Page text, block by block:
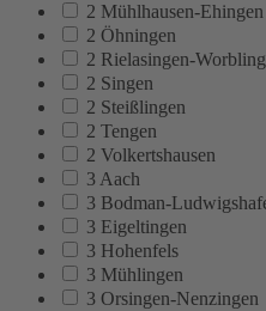
2 Mühlhausen-Ehingen
2 Öhningen
2 Rielasingen-
2 Singen
2 Steißlingen
2 Tengen
2 Volkertshausen
3 Aach
3 Bodman-
3 Eigeltingen
3 Hohenfels
3 Mühlingen
3 Orsingen-Nenzingen